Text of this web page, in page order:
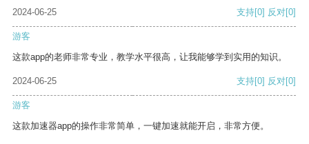
2024-06-25 支持[0] 反对[0]
游客
这款app的老师非常专业，教学水平很高，让我能够学到实用的知识。
2024-06-25 支持[0] 反对[0]
游客
这款加速器app的操作非常简单，一键加速就能开启，非常方便。